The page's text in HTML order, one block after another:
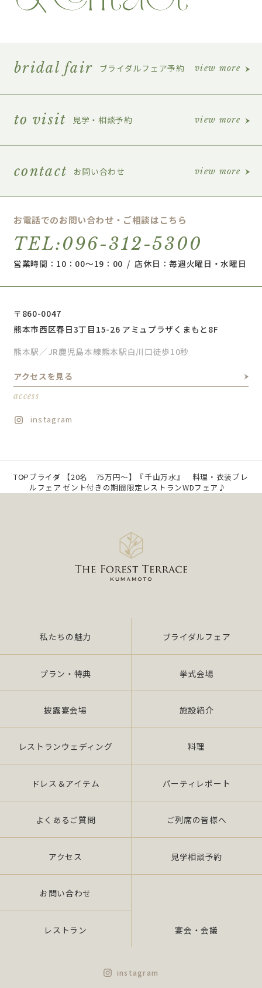
bridal fair ブライダルフェア予約 view more
to visit 見学・相談予約 view more
contact お問い合わせ view more
お電話でのお問い合わせ・ご相談はこちら
TEL:096-312-5300
営業時間：10：00～19：00 / 店休日：毎週火曜日・水曜日
〒860-0047
熊本市西区春日3丁目15-26 アミュプラザくまもと8F
熊本駅／JR鹿児島本線熊本駅白川口徒歩10秒
アクセスを見る
access
instagram
TOPブライダ
ルフェア
【20名 75万円～】『千山万水』 料理・衣装プレ
ゼント付きの期間限定レストランWDフェア♪
私たちの魅力 ブライダルフェア
プラン・特典 挙式会場
披露宴会場 施設紹介
レストランウェディング 料理
ドレス＆アイテム パーティレポート
よくあるご質問 ご列席の皆様へ
アクセス 見学相談予約
お問い合わせ
レストラン 宴会・会議
instagram